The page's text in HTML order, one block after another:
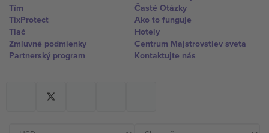
Tím
TixProtect
Tlač
Zmluvné podmienky
Partnerský program
Časté Otázky
Ako to funguje
Hotely
Centrum Majstrovstiev sveta
Kontaktujte nás